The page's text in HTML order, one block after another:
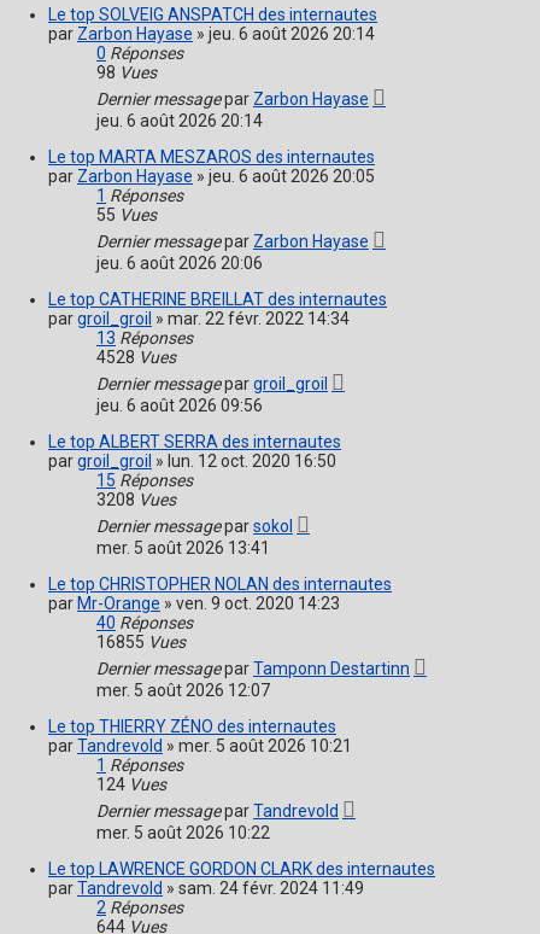
Le top SOLVEIG ANSPATCH des internautes
par Zarbon Hayase » jeu. 6 août 2026 20:14
0 Réponses
98 Vues
Dernier messagepar Zarbon Hayase
jeu. 6 août 2026 20:14
Le top MARTA MESZAROS des internautes
par Zarbon Hayase » jeu. 6 août 2026 20:05
1 Réponses
55 Vues
Dernier messagepar Zarbon Hayase
jeu. 6 août 2026 20:06
Le top CATHERINE BREILLAT des internautes
pargroil_groil » mar. 22 févr. 2022 14:34
13 Réponses
4528 Vues
Dernier messagepargroil_groil
jeu. 6 août 2026 09:56
Le top ALBERT SERRA des internautes
pargroil_groil » lun. 12 oct. 2020 16:50
15 Réponses
3208 Vues
Dernier messageparsokol
mer. 5 août 2026 13:41
Le top CHRISTOPHER NOLAN des internautes
par Mr-Orange » ven. 9 oct. 2020 14:23
40 Réponses
16855 Vues
Dernier messageparTamponn Destartinn
mer. 5 août 2026 12:07
Le top THIERRY ZÉNO des internautes
parTandrevold » mer. 5 août 2026 10:21
1 Réponses
124 Vues
Dernier messageparTandrevold
mer. 5 août 2026 10:22
Le top LAWRENCE GORDON CLARK des internautes
parTandrevold » sam. 24 févr. 2024 11:49
2 Réponses
644 Vues